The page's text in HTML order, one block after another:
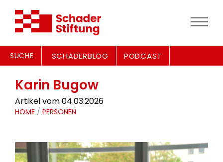
SUCHE SCHADERBLOG PODCAST
Karin Bugow
Artikel vom 04.03.2026
HOME / PERSONEN